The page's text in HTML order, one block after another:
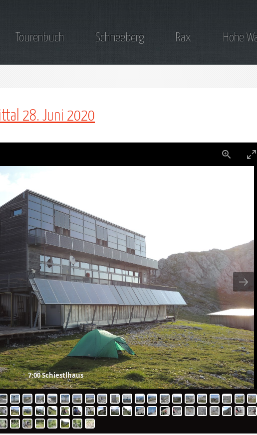
Tourenbuch Schneeberg Rax Hohe
28. Juni 2020
7:00 Schiestlhaus